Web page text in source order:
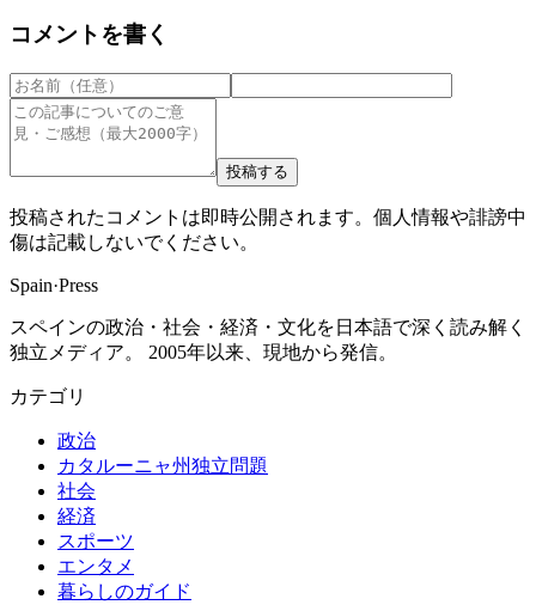
コメントを書く
投稿する
投稿されたコメントは即時公開されます。個人情報や誹謗中
傷は記載しないでください。
Spain·Press
スペインの政治・社会・経済・文化を日本語で深く読み解く
独立メディア。 2005年以来、現地から発信。
カテゴリ
政治
カタルーニャ州独立問題
社会
経済
スポーツ
エンタメ
暮らしのガイド